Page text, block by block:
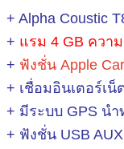
+ Alpha Coustic
+ แรม 4 GB ควา
+ ฟังชั่น Apple
+ เชื่อมอินเตอร์เน็
+ มีระบบ GPS น
+ ฟังชั่น USB